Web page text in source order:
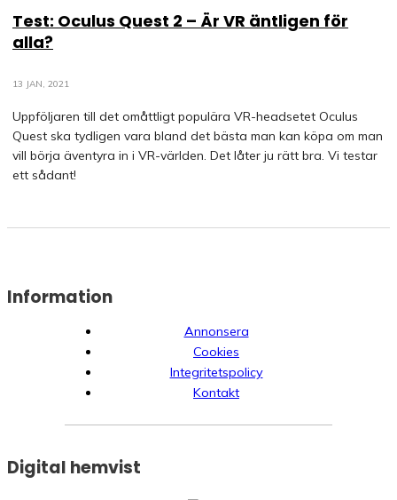
Test: Oculus Quest 2 – Är VR äntligen för
alla?
13 JAN, 2021
Uppföljaren till det omåttligt populära VR-headsetet Oculus
Quest ska tydligen vara bland det bästa man kan köpa om man
vill börja äventyra in i VR-världen. Det låter ju rätt bra. Vi testar
ett sådant!
Information
Annonsera
Cookies
Integritetspolicy
Kontakt
Digital hemvist